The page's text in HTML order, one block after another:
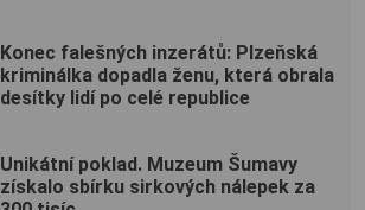
Konec falešných inzerátů: Plzeňská
kriminálka dopadla ženu, která obrala
desítky lidí po celé republice
Unikátní poklad. Muzeum Šumavy
získalo sbírku sirkových nálepek za